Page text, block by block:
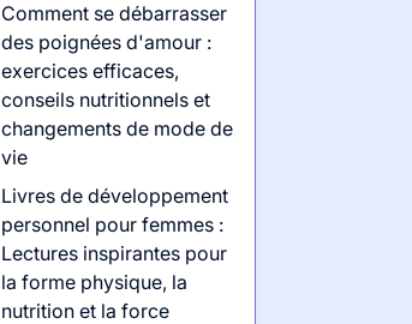
Comment se débarrasser
des poignées d'amour :
exercices efficaces,
conseils nutritionnels et
changements de mode de
vie
Livres de développement
personnel pour femmes :
Lectures inspirantes pour
la forme physique, la
nutrition et la force